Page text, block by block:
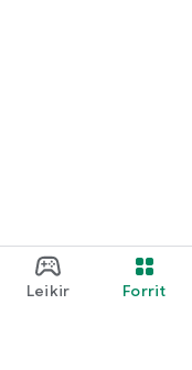
Leikir Forrit